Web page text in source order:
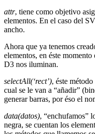
attr, tiene como objetivo
elementos. En el caso del
ancho.
Ahora que ya tenemos
elementos, en éste
D3 nos iluminan.
selectAll(‘rect’), éste
cual se le van a “añadir”
generar barras, por éso el
data(datos), “enchufamos”
negra, se cuentan los